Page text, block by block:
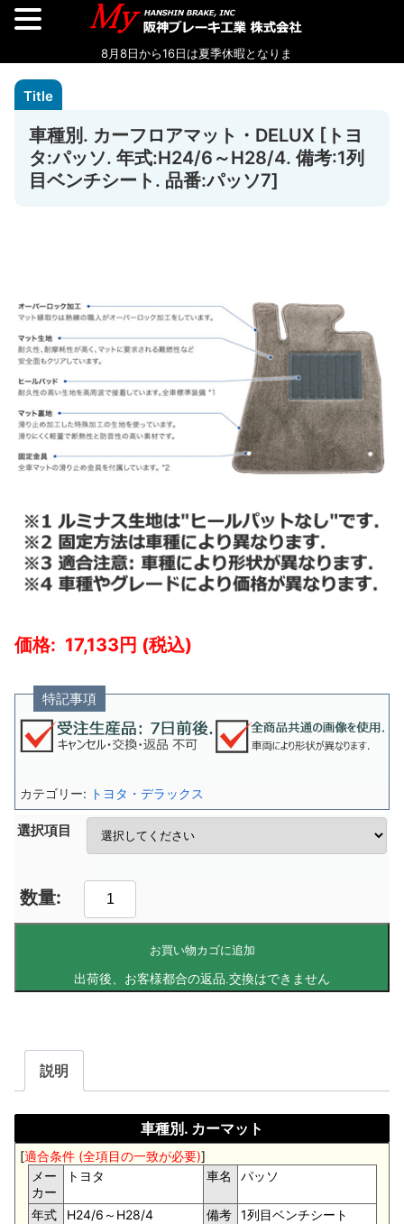
車種別. カーフロアマット・DELUX [トヨ
タ:パッソ. 年式:H24/6～H28/4. 備考:1列
目ベンチシート. 品番:パッソ7]
17,133
特記事項
選択項目
お買い物カゴに追加
カテゴリー: トヨタ・デラックス
説明
車種別. カーマット
[適合条件 (全項目の一致が必要)]
メー
カー
トヨタ 車名 パッソ
年式 H24/6～H28/4 備考 1列目ベンチシート